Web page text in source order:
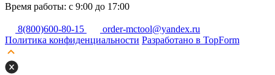
Время работы: с 9:00 до 17:00
8(800)600-80-15
order-mctool@yandex.ru
Политика конфиденциальности Разработано в TopForm